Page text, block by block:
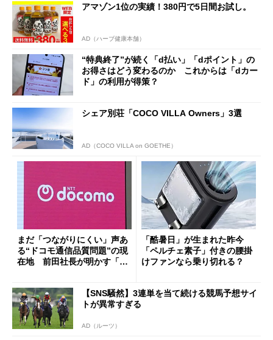
アマゾン1位の実績！380円で5日間お試し。
AD（ハーブ健康本舗）
“特典終了”が続く「d払い」「dポイント」の
お得さはどう変わるのか これからは「dカー
ド」の利用が得策？
シェア別荘「COCO VILLA Owners」3選
AD（COCO VILLA on GOETHE）
まだ「つながりにくい」声あ
る“ドコモ通信品質問題”の現
在地 前田社長が明かす「道
「酷暑日」が生まれた昨今
「ペルチェ素子」付きの腰掛
けファンなら乗り切れる？
【SNS騒然】3連単を当て続ける競馬予想サイ
トが異常すぎる
AD（ルーツ）